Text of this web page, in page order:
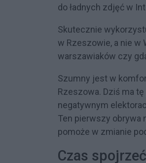
do ładnych zdjęć w
Skutecznie
w Rzeszowie, a nie w
warszawiaków czy
Szumny jest w
Rzeszowa. Dziś ma
negatywnym
Ten pierwszy obrywa
pomoże w zmianie
Czas